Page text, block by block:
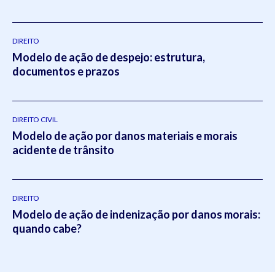
DIREITO
Modelo de ação de despejo: estrutura,
documentos e prazos
DIREITO CIVIL
Modelo de ação por danos materiais e morais
acidente de trânsito
DIREITO
Modelo de ação de indenização por danos morais:
quando cabe?